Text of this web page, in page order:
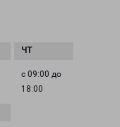
с 09:00 до
18:00